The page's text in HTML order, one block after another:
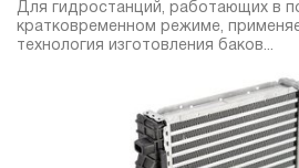
Для гидростанций, работающих в
кратковременном режиме,
технология изготовления баков...